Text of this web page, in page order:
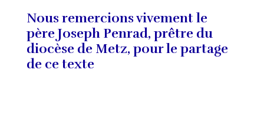
Nous remercions vivement le
père Joseph Penrad, prêtre du
diocèse de Metz, pour le partage
de ce texte